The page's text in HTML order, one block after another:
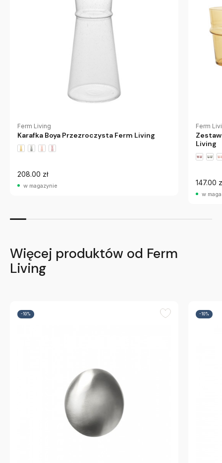
Ferm Living
Karafka Boya Przezroczysta Ferm Living
208.00 zł
w magazynie
Ferm
Zestaw
Living
147.00
w
Więcej produktów od Ferm
Living
-10% -10%